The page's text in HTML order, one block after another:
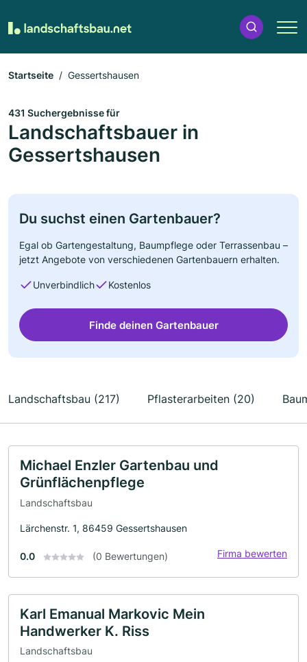
Startseite Gessertshausen
431 Suchergebnisse für
Landschaftsbauer in
Gessertshausen
Du suchst einen Gartenbauer?
Egal ob Gartengestaltung, Baumpflege oder Terrassenbau –
jetzt Angebote von verschiedenen Gartenbauern erhalten.
Unverbindlich Kostenlos
Finde deinen Gartenbauer
Landschaftsbau (217) Pflasterarbeiten (20)
Michael Enzler Gartenbau und
Grünflächenpflege
Landschaftsbau
Lärchenstr. 1, 86459 Gessertshausen
0.0 (0 Bewertungen) Firma bewerten
Karl Emanual Markovic Mein
Handwerker K. Riss
Landschaftsbau